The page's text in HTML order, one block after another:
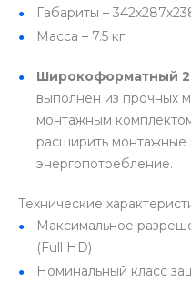
Габариты –
Масса – 7.5 кг
Широкоформатный
выполнен из прочных
монтажным
расширить монтажные
энергопотребление.
Технические
Максимальное
(Full HD)
Номинальный класс